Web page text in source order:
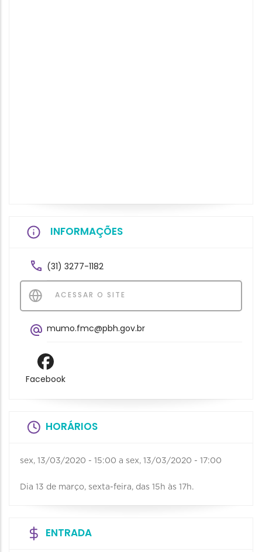
INFORMAÇÕES
(31) 3277-1182
ACESSAR O SITE
mumo.fmc@pbh.gov.br
Facebook
HORÁRIOS
sex, 13/03/2020 - 15:00 a sex, 13/03/2020 - 17:00
Dia 13 de março, sexta-feira, das 15h às 17h.
ENTRADA